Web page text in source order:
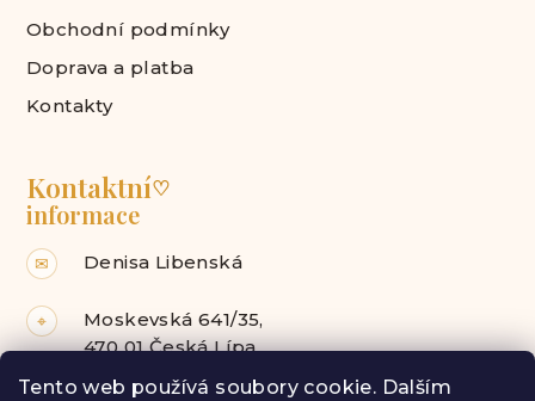
Tento web používá soubory cookie. Dalším
Obchodní podmínky
Doprava a platba
Kontakty
Kontaktní♡
informace
✉ Denisa Libenská
⌖
Moskevská 641/35,
470 01 Česká Lípa